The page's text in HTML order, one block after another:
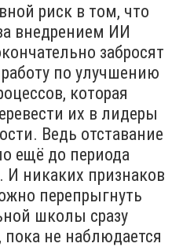
риск в том, что
внедрением ИИ
забросят
по улучшению
которая
их в лидеры
Ведь отставание
ещё до периода
И никаких признаков
перепрыгнуть
школы сразу
пока не наблюдается